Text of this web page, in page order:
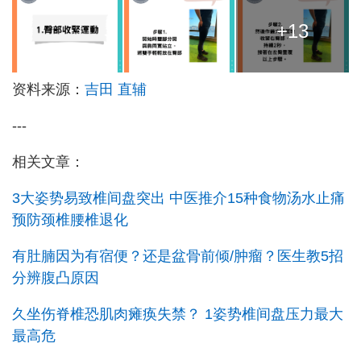
+13
资料来源： 吉田 直辅
---
相关文章：
3大姿势易致椎间盘突出 中医推介15种食物汤水止痛
预防颈椎腰椎退化
有肚腩因为有宿便？还是盆骨前倾/肿瘤？医生教5招
分辨腹凸原因
久坐伤脊椎恐肌肉瘫痪失禁？ 1姿势椎间盘压力最大
最高危